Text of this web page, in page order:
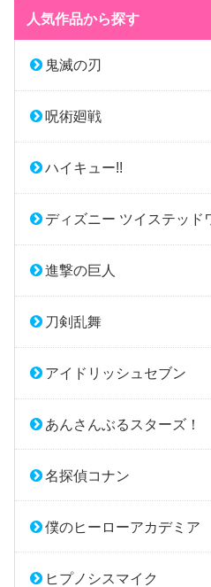
人気作品から探す
鬼滅の刃
呪術廻戦
ハイキュー!!
ディズニー ツイステッド
進撃の巨人
刀剣乱舞
アイドリッシュセブン
あんさんぶるスターズ！
名探偵コナン
僕のヒーローアカデミア
ヒプノシスマイク